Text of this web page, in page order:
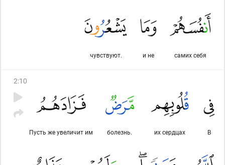
самих себя
и не
чувствуют.
2:10
В
их сердцах
болезнь.
Пусть же увеличит им